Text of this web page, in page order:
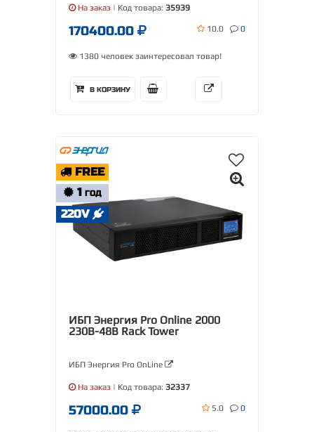
На заказ | Код товара: 35939
170400.00 10.0 0
1380 человек заинтересовал товар!
В КОРЗИНУ
FREE
1 ГОД
220V
ИБП Энергия Pro Online 2000
230В-48В Rack Tower
ИБП Энергия Pro OnLine
На заказ | Код товара: 32337
57000.00 5.0 0